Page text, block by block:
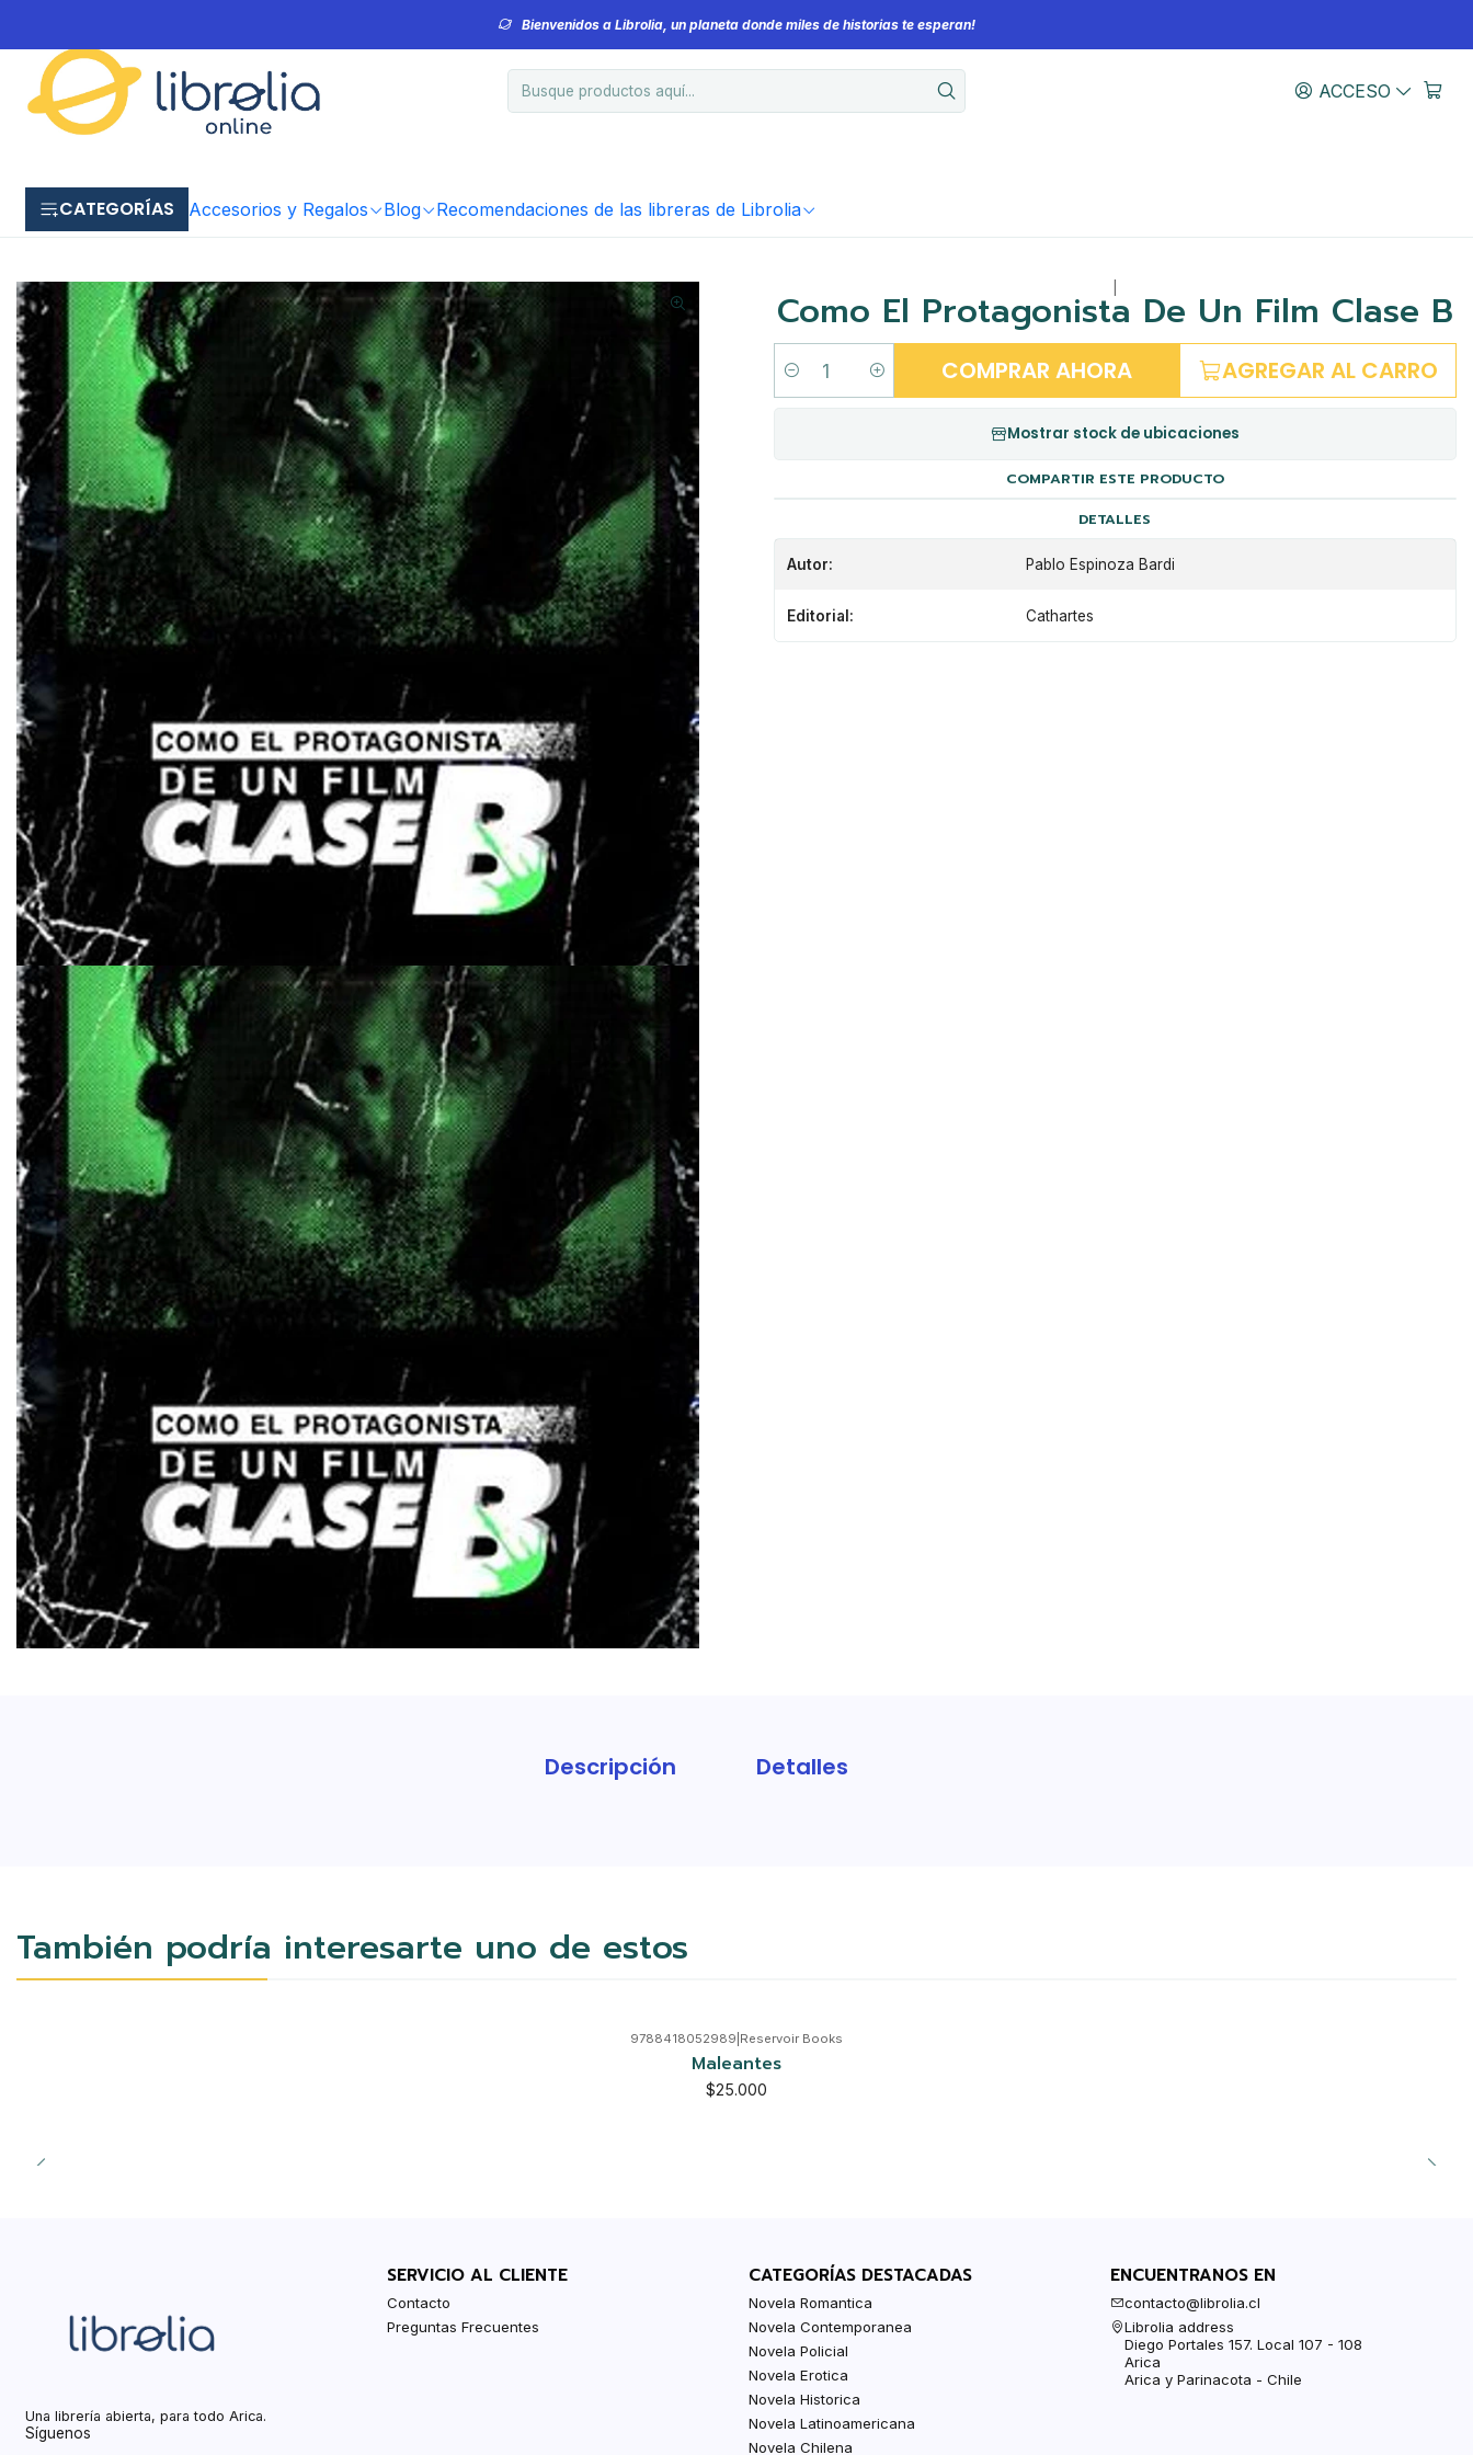
ACCESO
CATEGORÍAS Accesorios y Regalos Blog Recomendaciones de las libreras de Librolia
Bienvenidos a Librolia, un planeta donde miles de historias te esperan!
Como El Protagonista De Un Film Clase B
Cantidad AGREGAR AL CARRO
COMPRAR AHORA
Mostrar stock de ubicaciones
COMPARTIR ESTE PRODUCTO
DETALLES
Autor: Pablo Espinoza Bardi
Editorial: Cathartes
Descripción Detalles
También podría interesarte uno de estos
9788418052989 Reservoir Books
Maleantes
$25.000
Una librería abierta, para todo Arica.
Síguenos
SERVICIO AL CLIENTE
Contacto
Preguntas Frecuentes
CATEGORÍAS DESTACADAS
Novela Romantica
Novela Contemporanea
Novela Policial
Novela Erotica
Novela Historica
Novela Latinoamericana
Novela Chilena
ENCUENTRANOS EN
contacto@librolia.cl
Librolia address
Diego Portales 157. Local 107 - 108
Arica
Arica y Parinacota - Chile